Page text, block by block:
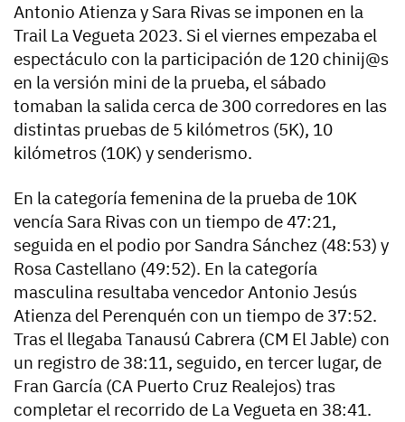
Antonio Atienza y Sara Rivas se imponen en la
Trail La Vegueta 2023. Si el viernes empezaba el
espectáculo con la participación de 120 chinij@s
en la versión mini de la prueba, el sábado
tomaban la salida cerca de 300 corredores en las
distintas pruebas de 5 kilómetros (5K), 10
kilómetros (10K) y senderismo.
En la categoría femenina de la prueba de 10K
vencía Sara Rivas con un tiempo de 47:21,
seguida en el podio por Sandra Sánchez (48:53) y
Rosa Castellano (49:52). En la categoría
masculina resultaba vencedor Antonio Jesús
Atienza del Perenquén con un tiempo de 37:52.
Tras el llegaba Tanausú Cabrera (CM El Jable) con
un registro de 38:11, seguido, en tercer lugar, de
Fran García (CA Puerto Cruz Realejos) tras
completar el recorrido de La Vegueta en 38:41.